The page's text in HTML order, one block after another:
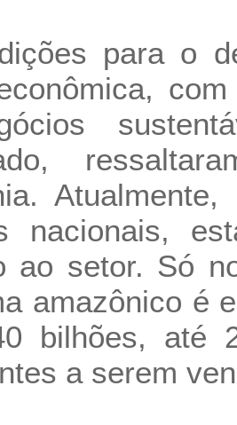
para o
nacionais,
ao setor. Só
amazônico é
bilhões, até
a serem